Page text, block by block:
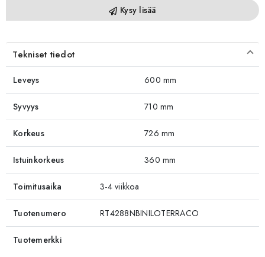
Kysy lisää
Tekniset tiedot
Leveys 600 mm
Syvyys 710 mm
Korkeus 726 mm
Istuinkorkeus 360 mm
Toimitusaika 3-4 viikkoa
Tuotenumero RT4288NBINILOTERRACO
Tuotemerkki